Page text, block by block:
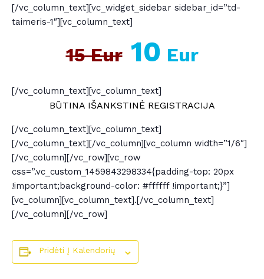
[/vc_column_text][vc_widget_sidebar sidebar_id=”td-
taimeris-1″][vc_column_text]
15 Eur10 Eur
[/vc_column_text][vc_column_text]
BŪTINA IŠANKSTINĖ REGISTRACIJA
[/vc_column_text][vc_column_text]
[/vc_column_text][/vc_column][vc_column width=”1/6″]
[/vc_column][/vc_row][vc_row
css=”.vc_custom_1459843298334{padding-top: 20px
!important;background-color: #ffffff !important;}”]
[vc_column][vc_column_text].[/vc_column_text]
[/vc_column][/vc_row]
Pridėti Į Kalendorių